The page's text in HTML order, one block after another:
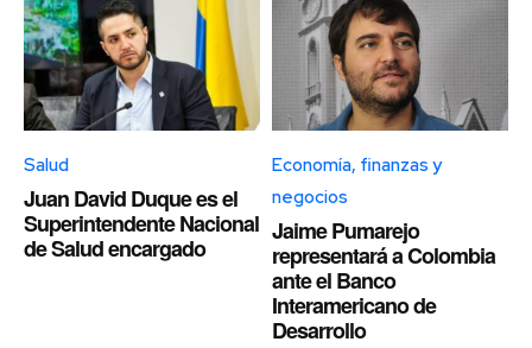
Salud
Juan David Duque es el
Superintendente Nacional
de Salud encargado
Economía, finanzas y
negocios
Jaime Pumarejo
representará a Colombia
ante el Banco
Interamericano de
Desarrollo